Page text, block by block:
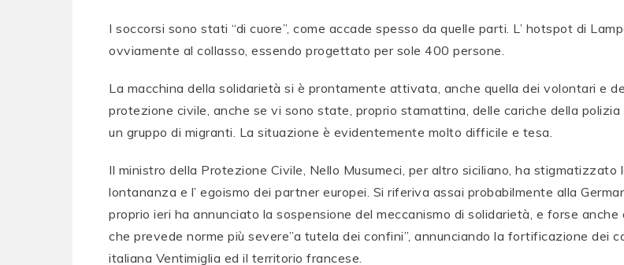
I soccorsi sono stati “di cuore”, come accade spesso da quelle parti. L’ hotspot di
ovviamente al collasso, essendo progettato per sole 400 persone.
La macchina della solidarietà si è prontamente attivata, anche quella dei volontari e
protezione civile, anche se vi sono state, proprio stamattina, delle cariche della polizia
un gruppo di migranti. La situazione è evidentemente molto difficile e tesa.
Il ministro della Protezione Civile, Nello Musumeci, per altro siciliano, ha stigmatizzato
lontananza e l’ egoismo dei partner europei. Si riferiva assai probabilmente alla
proprio ieri ha annunciato la sospensione del meccanismo di solidarietà, e forse anche
che prevede norme più severe”a tutela dei confini”, annunciando la fortificazione dei
italiana Ventimiglia ed il territorio francese.